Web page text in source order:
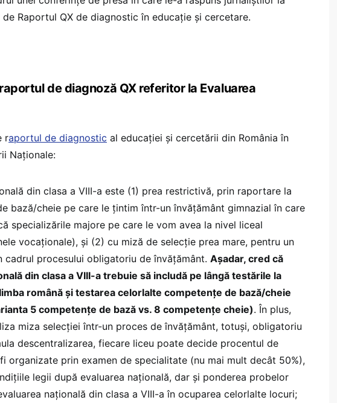
Raportul QX de diagnostic în educație și cercetare.
de diagnoză QX referitor la Evaluarea
raportul de diagnostic al educației și cercetării din România în
Naționale:
din clasa a VIII-a este (1) prea restrictivă, prin raportare la
bază/cheie pe care le țintim într-un învățământ gimnazial în care
specializările majore pe care le vom avea la nivel liceal
vocaționale), și (2) cu miză de selecție prea mare, pentru un
cadrul procesului obligatoriu de învățământ. Așadar, cred că
din clasa a VIII-a trebuie să includă pe lângă testările la
română și testarea celorlalte competențe de bază/cheie
5 competențe de bază vs. 8 competențe cheie). În plus,
miza selecției într-un proces de învățământ, totuși, obligatoriu
descentralizarea, fiecare liceu poate decide procentul de
organizate prin examen de specialitate (nu mai mult decât 50%),
legii după evaluarea națională, dar și ponderea probelor
națională din clasa a VIII-a în ocuparea celorlalte locuri;